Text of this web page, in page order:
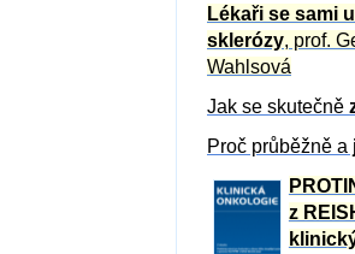
Lékaři se sami
sklerózy, prof.
Wahlsová
Jak se skutečně
Proč průběžně a
z